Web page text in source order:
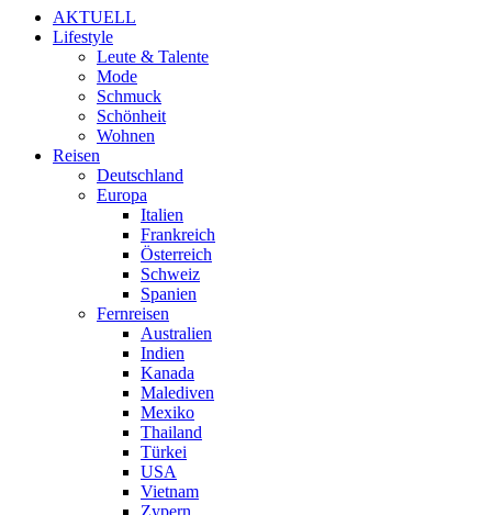
AKTUELL
Lifestyle
Leute & Talente
Mode
Schmuck
Schönheit
Wohnen
Reisen
Deutschland
Europa
Italien
Frankreich
Österreich
Schweiz
Spanien
Fernreisen
Australien
Indien
Kanada
Malediven
Mexiko
Thailand
Türkei
USA
Vietnam
Zypern